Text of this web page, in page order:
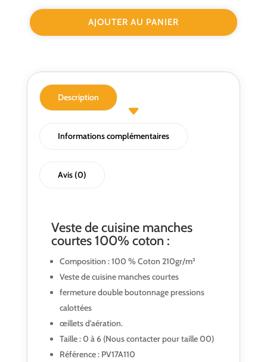
de
manches
PBV®
AJOUTER AU PANIER
Description
Informations complémentaires
Avis (0)
Veste de cuisine manches
courtes 100% coton :
Composition : 100 % Coton 210gr/m²
Veste de cuisine manches courtes
fermeture double boutonnage pressions
calottées
œillets d'aération.
Taille : 0 à 6 (Nous contacter pour taille 00)
Référence : PV17A110